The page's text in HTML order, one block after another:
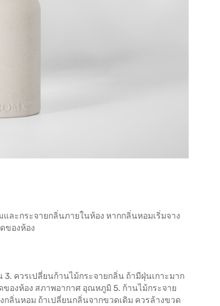
ละกระจายกลิ่นภายในห้อง หากกลิ่นหอมเริ่มจาง
ของห้อง
ควรเปลี่ยนก้านไม้กระจายกลิ่น ถ้ามีฝุ่นเกาะมาก
องห้อง สภาพอากาศ อุณหภูมิ 5. ก้านไม้กระจาย
ลิ่นหอม ถ้าเปลี่ยนกลิ่นจากขวดเดิม ควรล้างขวด